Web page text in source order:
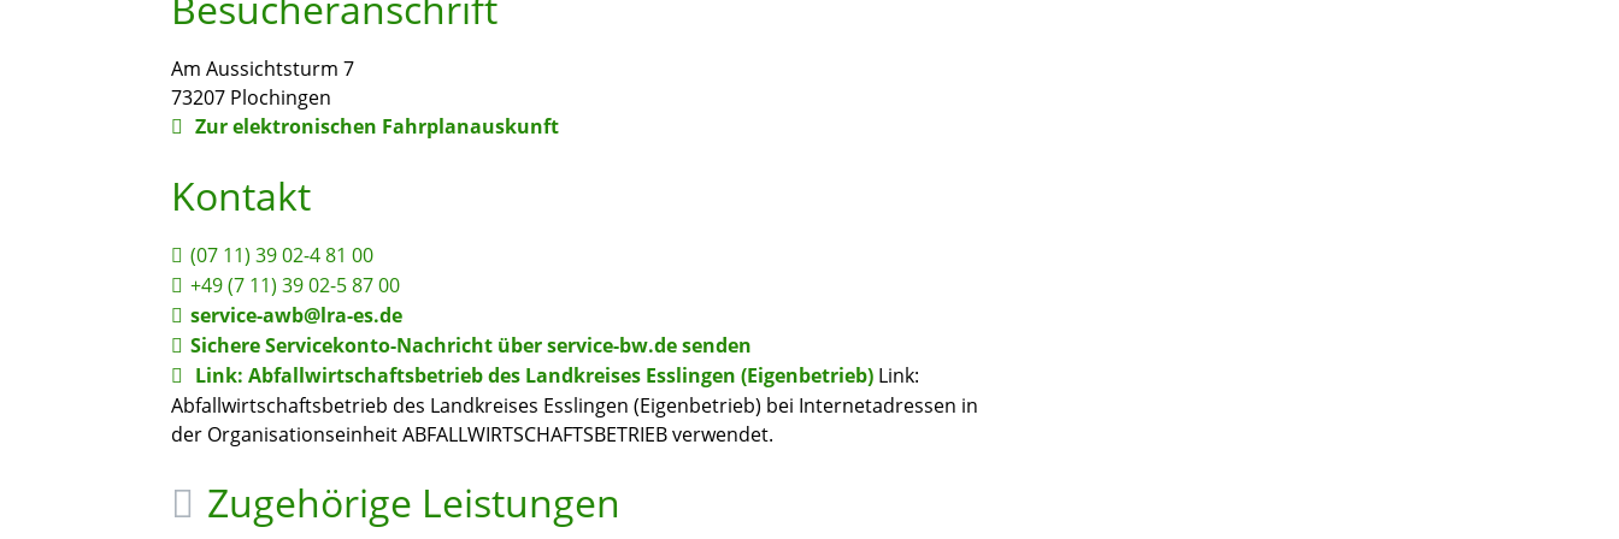
Am Aussichtsturm 7
73207 Plochingen
Zur elektronischen Fahrplanauskunft
Kontakt
(07 11) 39 02-4 81 00
+49 (7 11) 39 02-5 87 00
service-awb@lra-es.de
Sichere Servicekonto-Nachricht über service-bw.de senden
Link: Abfallwirtschaftsbetrieb des Landkreises Esslingen (Eigenbetrieb)Link:
Abfallwirtschaftsbetrieb des Landkreises Esslingen (Eigenbetrieb) bei Internetadressen in
der Organisationseinheit ABFALLWIRTSCHAFTSBETRIEB verwendet.
Zugehörige Leistungen